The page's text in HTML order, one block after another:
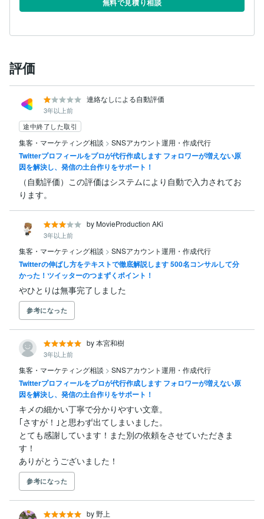
無料で見積り相談
評価
連絡なしによる自動評価
3年以上前
途中終了した取引
集客・マーケティング相談 > SNSアカウント運用・作成代行
Twitterプロフィールをプロが代行作成します フォロワーが増えない原
因を解決し、発信の土台作りをサポート！
（自動評価）この評価はシステムにより自動で入力されてお
ります。
by MovieProduction AKi
3年以上前
集客・マーケティング相談 > SNSアカウント運用・作成代行
Twitterの伸ばし方をテキストで徹底解説します 500名コンサルして分
かった！ツイッターのつまずくポイント！
やひとりは無事完了しました
参考になった
by 本宮和樹
3年以上前
集客・マーケティング相談 > SNSアカウント運用・作成代行
Twitterプロフィールをプロが代行作成します フォロワーが増えない原
因を解決し、発信の土台作りをサポート！
キメの細かい丁寧で分かりやすい文章。
｢さすが！｣と思わず出てしまいました。
とても感謝しています！また別の依頼をさせていただきま
す！
ありがとうございました！
参考になった
by 野上